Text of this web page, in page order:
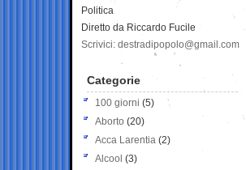
Politica
Diretto da Riccardo Fucile
Scrivici: destradipopolo@gmail.com
Categorie
100 giorni (5)
Aborto (20)
Acca Larentia (2)
Alcool (3)